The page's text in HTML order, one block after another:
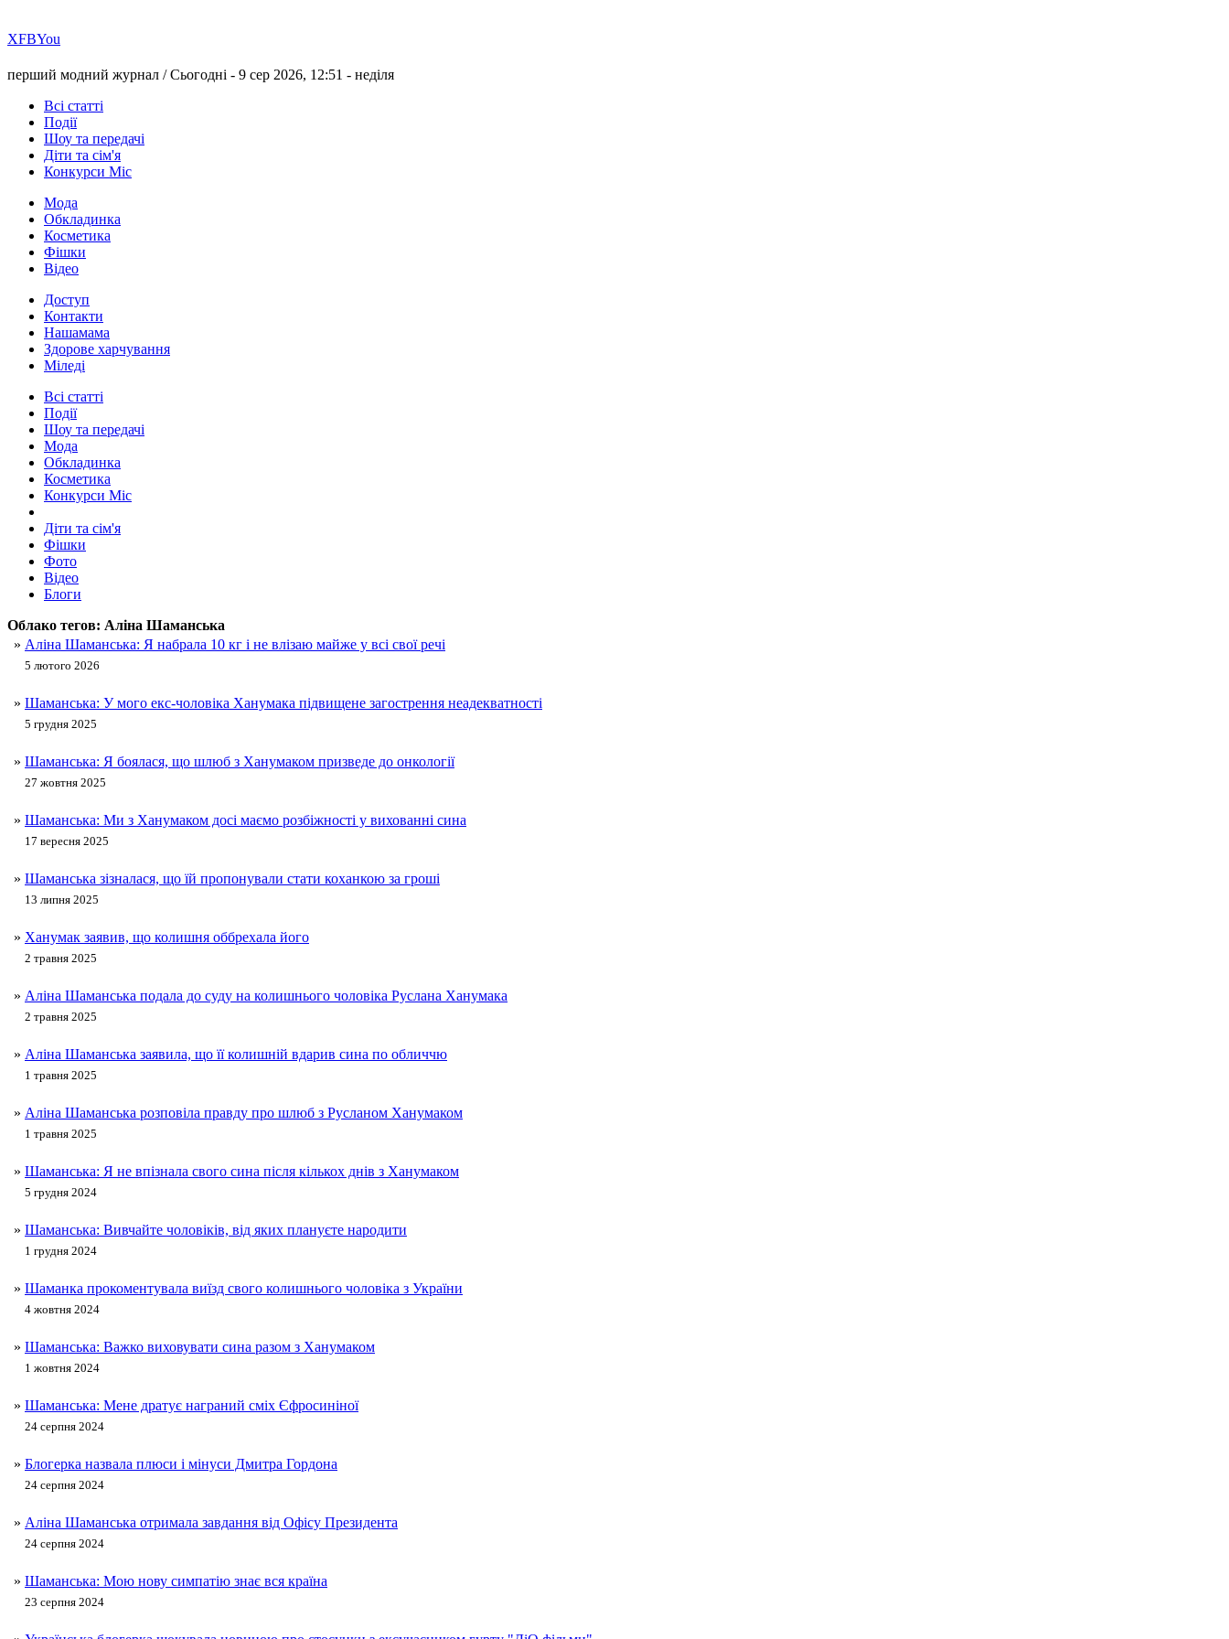
ХFBYou
перший модний журнал /Сьогодні - 9 сер 2026, 12:51 - неділя
Всі статті
Події
Шоу та передачі
Діти та сім'я
Конкурси Міс
Мода
Обкладинка
Косметика
Фішки
Відео
Доступ
Контакти
Нашамама
Здорове харчування
Міледі
Всі статті
Події
Шоу та передачі
Мода
Обкладинка
Косметика
Конкурси Міс
Діти та сім'я
Фішки
Фото
Відео
Блоги
Облако тегов: Аліна Шаманська
» Аліна Шаманська: Я набрала 10 кг і не влізаю майже у всі свої речі
5 лютого 2026
» Шаманська: У мого екс-чоловіка Ханумака підвищене загострення неадекватності
5 грудня 2025
» Шаманська: Я боялася, що шлюб з Ханумаком призведе до онкології
27 жовтня 2025
» Шаманська: Ми з Ханумаком досі маємо розбіжності у вихованні сина
17 вересня 2025
» Шаманська зізналася, що їй пропонували стати коханкою за гроші
13 липня 2025
» Ханумак заявив, що колишня оббрехала його
2 травня 2025
» Аліна Шаманська подала до суду на колишнього чоловіка Руслана Ханумака
2 травня 2025
» Аліна Шаманська заявила, що її колишній вдарив сина по обличчю
1 травня 2025
» Аліна Шаманська розповіла правду про шлюб з Русланом Ханумаком
1 травня 2025
» Шаманська: Я не впізнала свого сина після кількох днів з Ханумаком
5 грудня 2024
» Шаманська: Вивчайте чоловіків, від яких плануєте народити
1 грудня 2024
» Шаманка прокоментувала виїзд свого колишнього чоловіка з України
4 жовтня 2024
» Шаманська: Важко виховувати сина разом з Ханумаком
1 жовтня 2024
» Шаманська: Мене дратує награний сміх Єфросиніної
24 серпня 2024
» Блогерка назвала плюси і мінуси Дмитра Гордона
24 серпня 2024
» Аліна Шаманська отримала завдання від Офісу Президента
24 серпня 2024
» Шаманська: Мою нову симпатію знає вся країна
23 серпня 2024